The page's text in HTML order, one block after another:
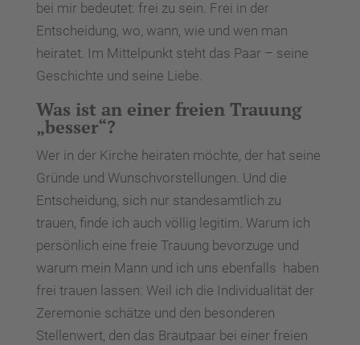
bei mir bedeutet: frei zu sein. Frei in der
Entscheidung, wo, wann, wie und wen man
heiratet. Im Mittelpunkt steht das Paar – seine
Geschichte und seine Liebe.
Was ist an einer freien Trauung
„besser“?
Wer in der Kirche heiraten möchte, der hat seine
Gründe und Wunschvorstellungen. Und die
Entscheidung, sich nur standesamtlich zu
trauen, finde ich auch völlig legitim. Warum ich
persönlich eine freie Trauung bevorzuge und
warum mein Mann und ich uns ebenfalls haben
frei trauen lassen: Weil ich die Individualität der
Zeremonie schätze und den besonderen
Stellenwert, den das Brautpaar bei einer freien